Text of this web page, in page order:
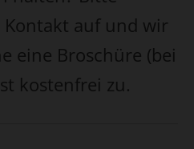
auf und wir
eine Broschüre (bei
kostenfrei zu.